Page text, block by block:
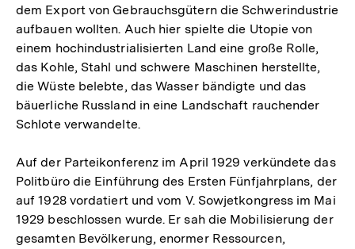
dem Export von Gebrauchsgütern die Schwerindustrie
aufbauen wollten. Auch hier spielte die Utopie von
einem hochindustrialisierten Land eine große Rolle,
das Kohle, Stahl und schwere Maschinen herstellte,
die Wüste belebte, das Wasser bändigte und das
bäuerliche Russland in eine Landschaft rauchender
Schlote verwandelte.
Auf der Parteikonferenz im April 1929 verkündete das
Politbüro die Einführung des Ersten Fünfjahrplans, der
auf 1928 vordatiert und vom V. Sowjetkongress im Mai
1929 beschlossen wurde. Er sah die Mobilisierung der
gesamten Bevölkerung, enormer Ressourcen,